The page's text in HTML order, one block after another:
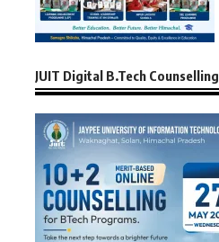
JUIT Digital B.Tech Counselling